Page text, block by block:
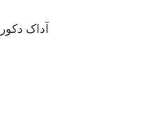
آداک دکور